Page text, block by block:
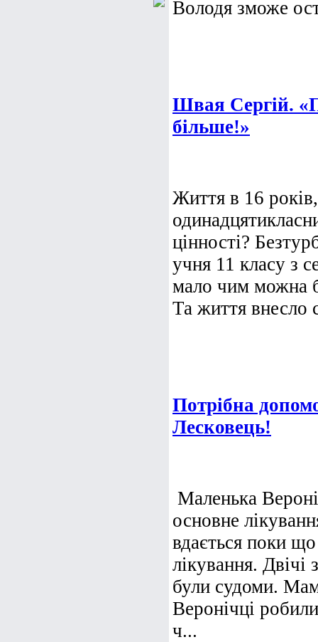
Володя зможе
Швая Сергій.
більше!»
Життя в 16
цінності?
учня 11 класу з
мало чим можна
Та життя внесло
Потрібна
Лесковець!
Маленька
основне
вдається поки
лікування. Двічі
були судоми.
Веронічці
ч...